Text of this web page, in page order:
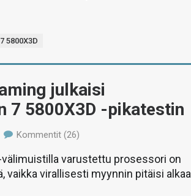
5800X3D
julkaisi
7 5800X3D -pikatestin
Kommentit (26)
varustettu prosessori on
vaikka virallisesti myynnin pitäisi alkaa